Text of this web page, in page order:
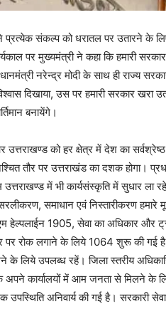
संकल्प को धरातल पर उतारने के
पर मुख्यमंत्री ने कहा कि हमारी
नरेन्द्र मोदी के साथ ही राज्य सरकार
दिखाया, उस पर हमारी सरकार खरा
बनायेंगे।
को हर क्षेत्र में देश का
तौर पर उत्तराखंड का दशक होगा।
में भी कार्यसंस्कृति में सुधार ला
समाधान एवं निस्तारीकरण
हेल्पलाईन 1905, सेवा का अधिकार और
पर रोक लगाने के लिये 1064 शुरू की गई
लिये उपलब्ध रहें। जिला स्तरीय
कार्यालयों में आम जनता से मिलने के
उपस्थिति अनिवार्य की गई है। सरकारी